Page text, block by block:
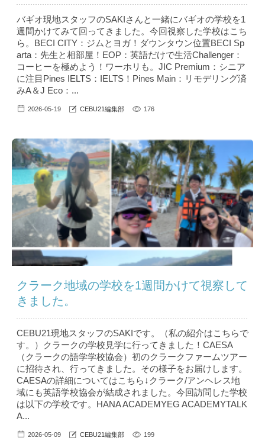
バギオ現地スタッフのSAKIさんと一緒にバギオの学校を1
週間かけてみて回ってきました。今回視察した学校はこち
ら。BECI CITY：ジムとヨガ！ダウンタウン位置BECI Sp
arta：先生と相部屋！EOP：英語だけで生活Challenger：
コーヒーを極めよう！ワーホリも。JIC Premium：シニア
に注目Pines IELTS：IELTS！Pines Main：リモデリング済
みA＆J Eco：...
2026-05-19 CEBU21編集部 176
クラーク地域の学校を1週間かけて視察して
きました。
CEBU21現地スタッフのSAKIです。（私の紹介はこちら で
す。）クラークの学校見学に行ってきました！CAESA
（クラークの語学学校協会）初のクラークファームツアー
に招待され、行ってきました。その様子をお届けします。
CAESAの詳細についてはこちら↓クラーク/アンヘレス地
域にも英語学校協会が結成されました。今回訪問した学校
は以下の学校です。HANA ACADEMYEG ACADEMYTALK
A...
2026-05-09 CEBU21編集部 199